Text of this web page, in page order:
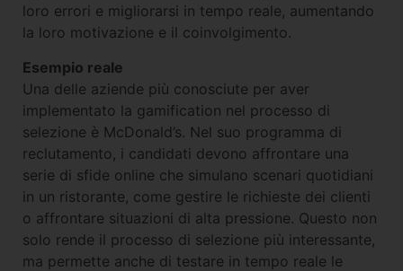
loro errori e migliorarsi in tempo reale, aumentando
la loro motivazione e il coinvolgimento.
Esempio reale
Una delle aziende più conosciute per aver
implementato la gamification nel processo di
selezione è McDonald’s. Nel suo programma di
reclutamento, i candidati devono affrontare una
serie di sfide online che simulano scenari quotidiani
in un ristorante, come gestire le richieste dei clienti
o affrontare situazioni di alta pressione. Questo non
solo rende il processo di selezione più interessante,
ma permette anche di testare in tempo reale le